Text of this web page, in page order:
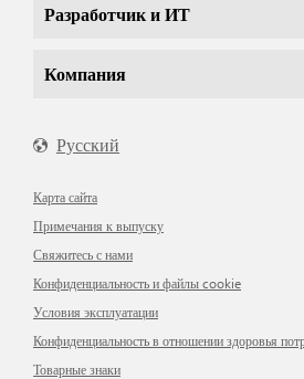
Разработчик и ИТ
Компания
Русский
Карта сайта
Примечания к выпуску
Свяжитесь с нами
Конфиденциальность и файлы cookie
Условия эксплуатации
Конфиденциальность в отношении здоровья
Товарные знаки